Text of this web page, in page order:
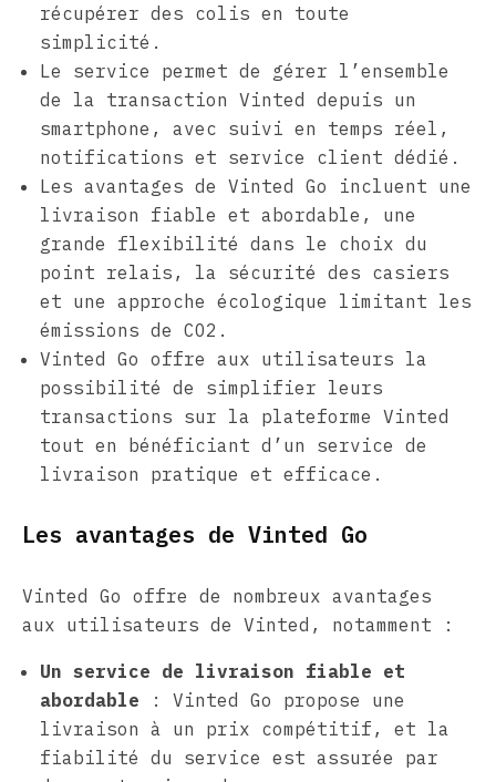
récupérer des colis en toute
simplicité.
Le service permet de gérer l’ensemble
de la transaction Vinted depuis un
smartphone, avec suivi en temps réel,
notifications et service client dédié.
Les avantages de Vinted Go incluent une
livraison fiable et abordable, une
grande flexibilité dans le choix du
point relais, la sécurité des casiers
et une approche écologique limitant les
émissions de CO2.
Vinted Go offre aux utilisateurs la
possibilité de simplifier leurs
transactions sur la plateforme Vinted
tout en bénéficiant d’un service de
livraison pratique et efficace.
Les avantages de Vinted Go
Vinted Go offre de nombreux avantages
aux utilisateurs de Vinted, notamment :
Un service de livraison fiable et
abordable : Vinted Go propose une
livraison à un prix compétitif, et la
fiabilité du service est assurée par